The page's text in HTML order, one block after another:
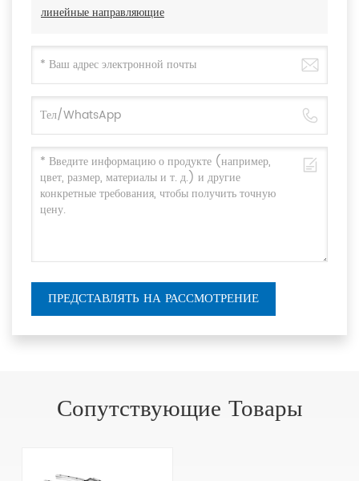
линейные направляющие
ПРЕДСТАВЛЯТЬ НА РАССМОТРЕНИЕ
Сопутствующие Товары